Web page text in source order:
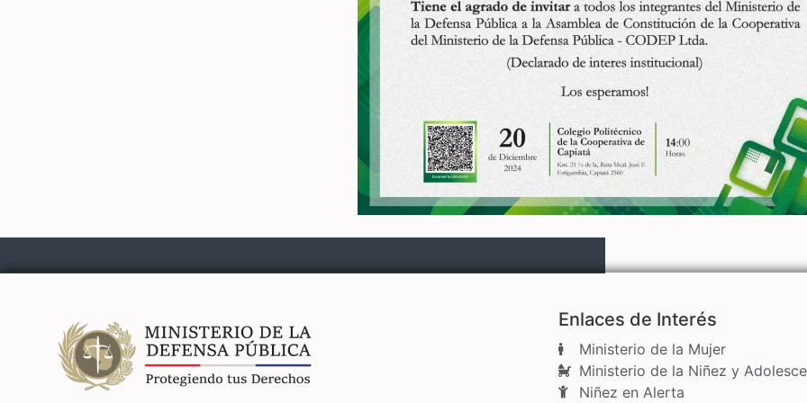
Enlaces de Interés
Ministerio de la Mujer
Ministerio de la Niñez y
Niñez en Alerta